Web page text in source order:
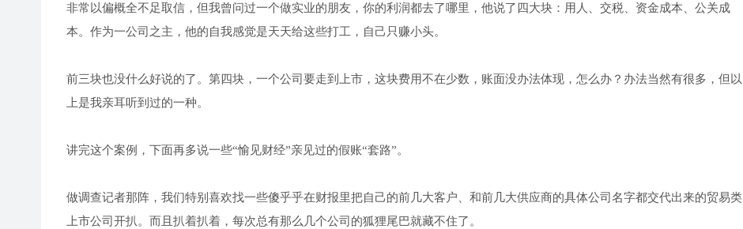
非常以偏概全不足取信，但我曾问过一个做实业的朋友，你的利润都去了哪里，他说了四大块：用人、交税、资金成本、公关成
本。作为一公司之主，他的自我感觉是天天给这些打工，自己只赚小头。
前三块也没什么好说的了。第四块，一个公司要走到上市，这块费用不在少数，账面没办法体现，怎么办？办法当然有很多，但以
上是我亲耳听到过的一种。
讲完这个案例，下面再多说一些“愉见财经”亲见过的假账“套路”。
做调查记者那阵，我们特别喜欢找一些傻乎乎在财报里把自己的前几大客户、和前几大供应商的具体公司名字都交代出来的贸易类
上市公司开扒。而且扒着扒着，每次总有那么几个公司的狐狸尾巴就藏不住了。